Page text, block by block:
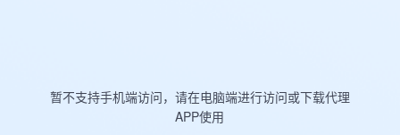
暂不支持手机端访问，请在电脑端进行访问或下载代理
APP使用